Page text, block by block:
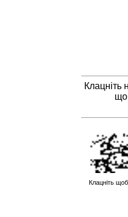
Клацніть
Клацніть